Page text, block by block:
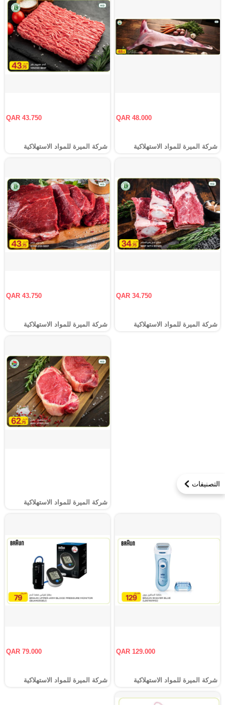
التصنيفات
QAR 48.000
شركة الميرة للمواد الاستهلاكية
QAR 43.750
شركة الميرة للمواد الاستهلاكية
QAR 34.750
شركة الميرة للمواد الاستهلاكية
QAR 43.750
شركة الميرة للمواد الاستهلاكية
شركة الميرة للمواد الاستهلاكية
QAR 129.000
شركة الميرة للمواد الاستهلاكية
QAR 79.000
شركة الميرة للمواد الاستهلاكية